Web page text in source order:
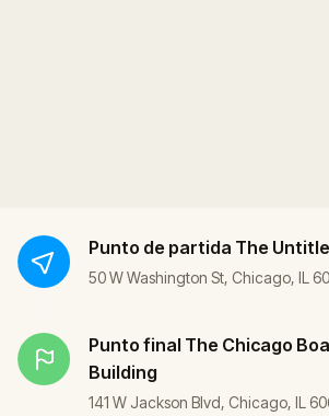
Punto de partida The
50 W Washington St, Chicago, IL
Punto final The Chicago
Building
141 W Jackson Blvd, Chicago, IL